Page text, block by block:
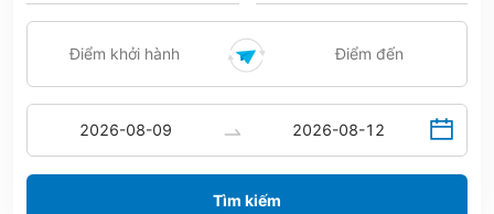
Tìm kiếm